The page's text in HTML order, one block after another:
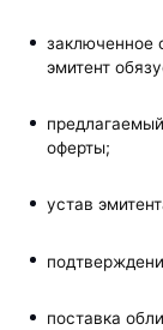
заключенное
эмитент
оферты;
устав
поставка